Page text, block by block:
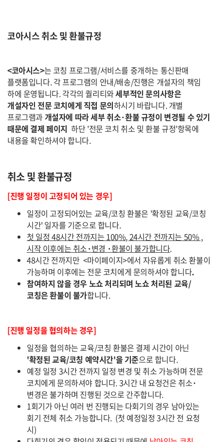
코아시스 취소 및 환불규정
<코아시스>는 코칭 프로그램/서비스를 중개하는 통신판매
플랫폼입니다. 각 프로그램의 안내/배송/진행은 개설자의 책임
하에 운영됩니다. 각각의 퀄리티와세부적인 문의사항은
개설자인 전문 코치에게 직접 문의하시기 바랍니다. 개별
프로그램과개설자에 따라 세부 취소·환불 규정이 변경될 수 있기
때문에 결제 페이지 하단 '전문 코치 취소 및 환불 규정'항목에
내용을 확인하셔야 합니다.
취소 및 환불규정
[진행 일정이 고정되어 있는 경우]
일정이 고정되어있는 교육/코칭 환불은 '확정된 교육/코칭
시간' 일자를 기준으로 합니다.
첫 일정 48시간 전까지는 100%, 24시간 전까지는 50% ,
시작 이후에는 취소·변경 ·환불이 불가합니다.
48시간 전까지만 <마이페이지>에서 자유롭게 취소 환불이
가능하며 이후에는 전문 코치에게 문의하셔야 합니다.
참여하지 않을 경우 노쇼 처리되며 노쇼 처리된 교육/
코칭은 환불이 불가합니다.
[진행 일정을 협의하는 경우]
일정을 협의하는 교육/코칭 환불은 결제 시간이 아닌
'확정된 교육/코칭 예약시간'을 기준으로 합니다.
예정 일정 3시간 전까지 일정 변경 및 취소 가능하며 전문
코치에게 문의하셔야 합니다. 3시간 내 요청건은 취소·
변경은 불가하며 진행된 것으로 간주합니다.
1회기가 아닌 여러 번 진행되는 다회기의 경우 남아있는
회기 전체 취소 가능합니다. (첫 예정일정 3시간 전 요청
시)